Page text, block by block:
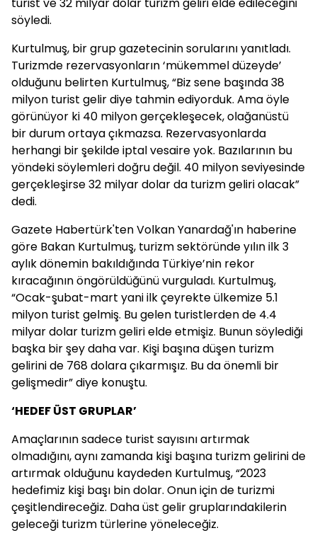
söyledi.
Kurtulmuş, bir grup gazetecinin sorularını yanıtladı.
Turizmde rezervasyonların ‘mükemmel düzeyde’
olduğunu belirten Kurtulmuş, “Biz sene başında 38
milyon turist gelir diye tahmin ediyorduk. Ama öyle
görünüyor ki 40 milyon gerçekleşecek, olağanüstü
bir durum ortaya çıkmazsa. Rezervasyonlarda
herhangi bir şekilde iptal vesaire yok. Bazılarının bu
yöndeki söylemleri doğru değil. 40 milyon seviyesinde
gerçekleşirse 32 milyar dolar da turizm geliri olacak”
dedi.
Gazete Habertürk'ten Volkan Yanardağ'ın haberine
göre Bakan Kurtulmuş, turizm sektöründe yılın ilk 3
aylık dönemin bakıldığında Türkiye’nin rekor
kıracağının öngörüldüğünü vurguladı. Kurtulmuş,
“Ocak-şubat-mart yani ilk çeyrekte ülkemize 5.1
milyon turist gelmiş. Bu gelen turistlerden de 4.4
milyar dolar turizm geliri elde etmişiz. Bunun söylediği
başka bir şey daha var. Kişi başına düşen turizm
gelirini de 768 dolara çıkarmışız. Bu da önemli bir
gelişmedir” diye konuştu.
‘HEDEF ÜST GRUPLAR’
Amaçlarının sadece turist sayısını artırmak
olmadığını, aynı zamanda kişi başına turizm gelirini de
artırmak olduğunu kaydeden Kurtulmuş, “2023
hedefimiz kişi başı bin dolar. Onun için de turizmi
çeşitlendireceğiz. Daha üst gelir gruplarındakilerin
geleceği turizm türlerine yöneleceğiz.